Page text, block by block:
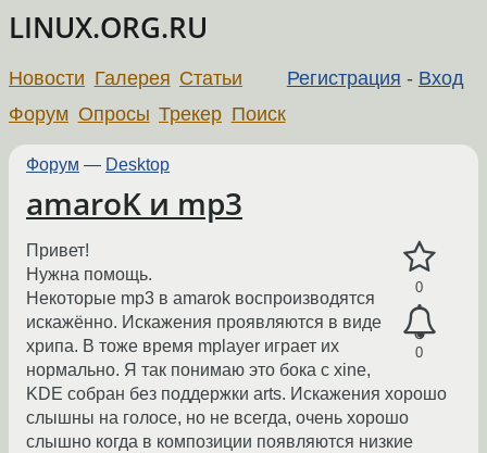
LINUX.ORG.RU
Регистрация - Вход
Новости Галерея Статьи
Форум Опросы Трекер Поиск
Форум — Desktop
amaroK и mp3
0
0
Привет!
Нужна помощь.
Некоторые mp3 в amarok воспроизводятся
искажённо. Искажения проявляются в виде
хрипа. В тоже время mplayer играет их
нормально. Я так понимаю это бока с xine,
KDE собран без поддержки arts. Искажения хорошо
слышны на голосе, но не всегда, очень хорошо
слышно когда в композиции появляются низкие